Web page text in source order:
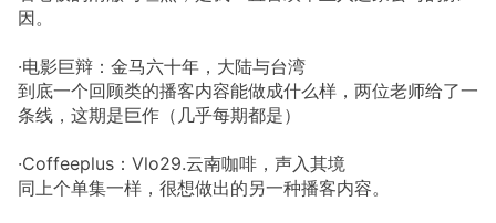
因。
·电影巨辩：金马六十年，大陆与台湾
到底一个回顾类的播客内容能做成什么样，两位老师给了一
条线，这期是巨作（几乎每期都是）
·Coffeeplus：Vlo29.云南咖啡，声入其境
同上个单集一样，很想做出的另一种播客内容。